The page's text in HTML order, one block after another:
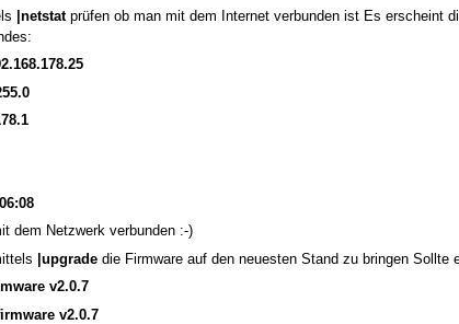
|netstatprüfen ob man mit dem Internet verbunden ist Es erscheint
dem Netzwerk verbunden :-)
|upgradedie Firmware auf den neuesten Stand zu bringen Sollte
v2.0.7
v2.0.7